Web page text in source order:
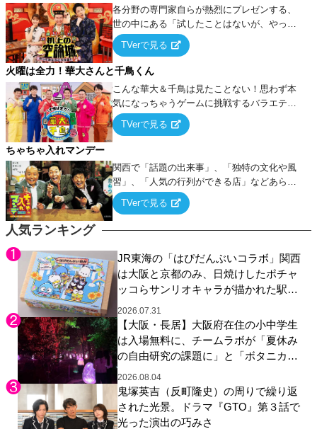
人気ランキング
JR東海の「はぴだんぶいコラボ」関西
は大阪と京都のみ、日焼けしたポチャ
ッコらサンリオキャラが描かれた駅弁
やグッズが登場
2026.07.31
【大阪・長居】大阪府在住の小中学生
は入場無料に、チームラボが「夏休み
の自由研究の課題に」と「ボタニカル
ガーデン 大阪」へ招待
2026.08.04
鬼塚英吉（反町隆史）の周りで繰り返
された光景。ドラマ『GTO』第３話で
光った演出の巧みさ
各分野の専門家自らが熱烈にプレゼンする、
世の中にある「試したことはないが、やって
みたらこうなる！…ハズ」という“机上の空
論”に若手芸人らがカラダを張って挑む！
TVerで見る
火曜は全力！華大さんと千鳥くん
こんな華大＆千鳥は見たことない！思わず本
気になっちゃうゲームに挑戦するバラエティ
ー！
TVerで見る
ちゃちゃ入れマンデー
関西で「話題の出来事」、「独特の文化や風
習」、「人気の行列ができる店」などあらゆ
るテーマについて好き放題にちゃちゃを入れ
ていく関西色を前面に押し出したトークバラ
TVerで見る